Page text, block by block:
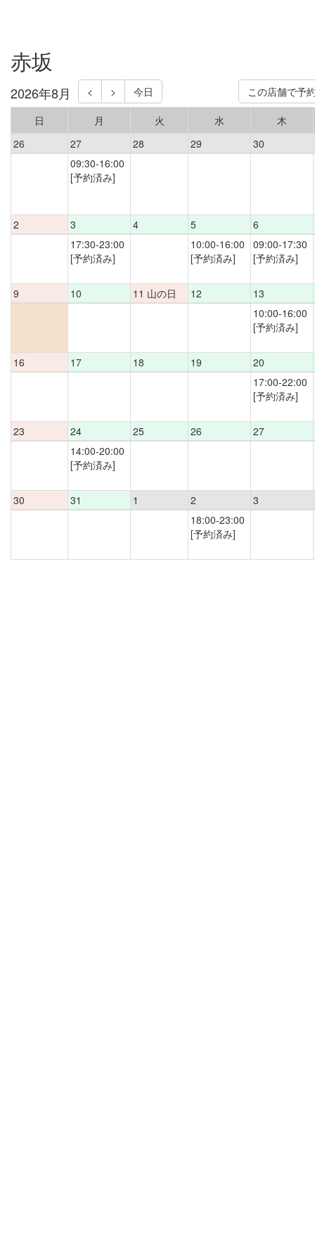
赤坂
2026年8月 < > 今日 この店舗で予
日 月 火 水
木
26
27 28 29
30
09:30-16:00
[予約済み]
2 3 4 5
6
17:30-23:00
[予約済み]
10:00-16:00
[予約済み]
09:00-17:30
[予約済み]
9 10 11 山の日 12
13
10:00-16:00
[予約済み]
16 17 18 19
20
17:00-22:00
[予約済み]
23 24 25 26
27
14:00-20:00
[予約済み]
30 31 1 2
3
18:00-23:00
[予約済み]